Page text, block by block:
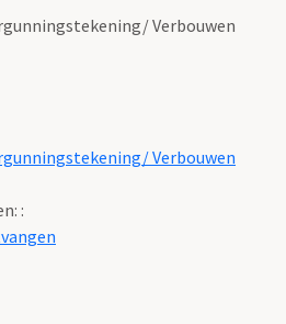
Verbouwen
Verbouwen
: